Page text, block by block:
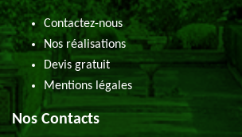
Contactez-nous
Nos réalisations
Devis gratuit
Mentions légales
Nos Contacts